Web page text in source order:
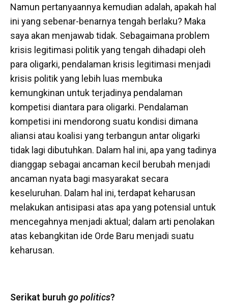
Namun pertanyaannya kemudian adalah, apakah hal
ini yang sebenar-benarnya tengah berlaku? Maka
saya akan menjawab tidak. Sebagaimana problem
krisis legitimasi politik yang tengah dihadapi oleh
para oligarki, pendalaman krisis legitimasi menjadi
krisis politik yang lebih luas membuka
kemungkinan untuk terjadinya pendalaman
kompetisi diantara para oligarki. Pendalaman
kompetisi ini mendorong suatu kondisi dimana
aliansi atau koalisi yang terbangun antar oligarki
tidak lagi dibutuhkan. Dalam hal ini, apa yang tadinya
dianggap sebagai ancaman kecil berubah menjadi
ancaman nyata bagi masyarakat secara
keseluruhan. Dalam hal ini, terdapat keharusan
melakukan antisipasi atas apa yang potensial untuk
mencegahnya menjadi aktual; dalam arti penolakan
atas kebangkitan ide Orde Baru menjadi suatu
keharusan.
Serikat buruh go politics?